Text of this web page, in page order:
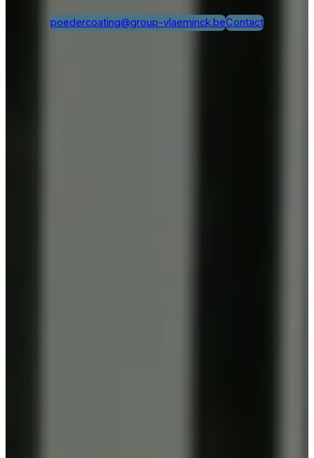
poedercoating@group-vlaeminck.beContact